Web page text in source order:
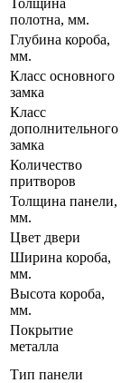
полотна, мм.
Глубина короба,
мм.
Класс основного
замка
Класс
дополнительного
замка
Количество
притворов
Толщина панели,
мм.
Цвет двери
Ширина короба,
мм.
Высота короба,
мм.
Покрытие
металла
Тип панели